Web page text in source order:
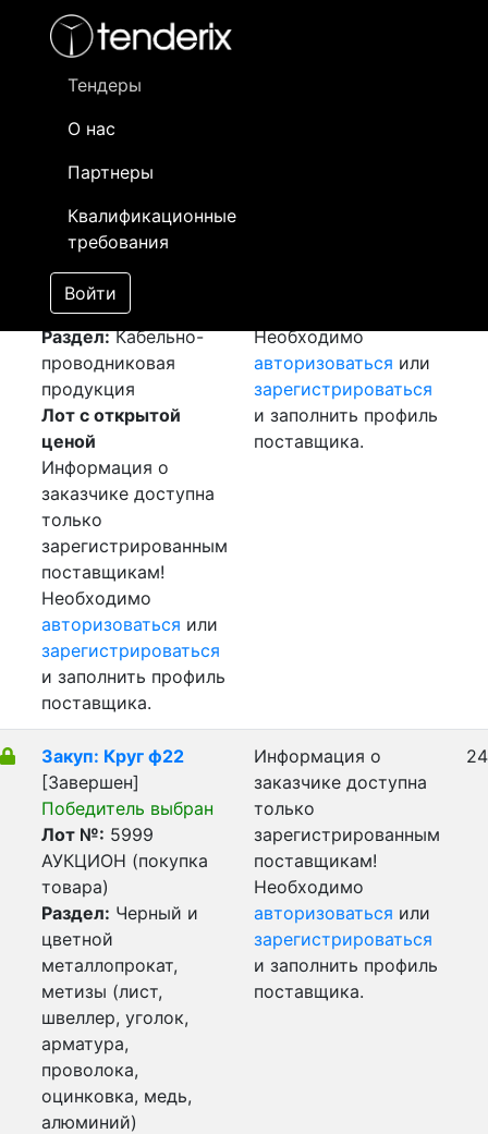
Тендеры
О нас
Партнеры
Квалификационные
требования
Войти
- активный лот
- сохраненный лот (не опубликован)
Закуп: Кабель и
провод[Завершен]
Лот №:
АУКЦИОН (покупка
товара)
Раздел:Кабельно-
проводниковая
продукция
Лот с открытой
ценой
Информация о
заказчике доступна
только
зарегистрированным
поставщикам!
Необходимо
авторизоваться или
зарегистрироваться
и заполнить профиль
поставщика.
Необходимо
авторизоваться или
зарегистрироваться
и заполнить профиль
поставщика.
Закуп: Круг ф22
[Завершен]
Победитель выбран
Лот №: 5999
АУКЦИОН (покупка
товара)
Раздел: Черный и
цветной
металлопрокат,
метизы (лист,
швеллер, уголок,
арматура,
проволока,
оцинковка, медь,
алюминий)
Информация о
заказчике доступна
только
зарегистрированным
поставщикам!
Необходимо
авторизоваться или
зарегистрироваться
и заполнить профиль
поставщика.